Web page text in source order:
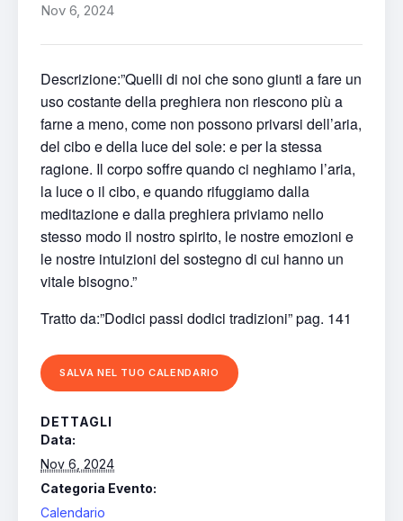
Nov 6, 2024
Descrizione:”Quelli di noi che sono giunti a fare un
uso costante della preghiera non riescono più a
farne a meno, come non possono privarsi dell’aria,
del cibo e della luce del sole: e per la stessa
ragione. Il corpo soffre quando ci neghiamo l’aria,
la luce o il cibo, e quando rifuggiamo dalla
meditazione e dalla preghiera priviamo nello
stesso modo il nostro spirito, le nostre emozioni e
le nostre intuizioni del sostegno di cui hanno un
vitale bisogno.”
Tratto da:”Dodici passi dodici tradizioni” pag. 141
SALVA NEL TUO CALENDARIO
DETTAGLI
Data:
Nov 6, 2024
Categoria Evento:
Calendario